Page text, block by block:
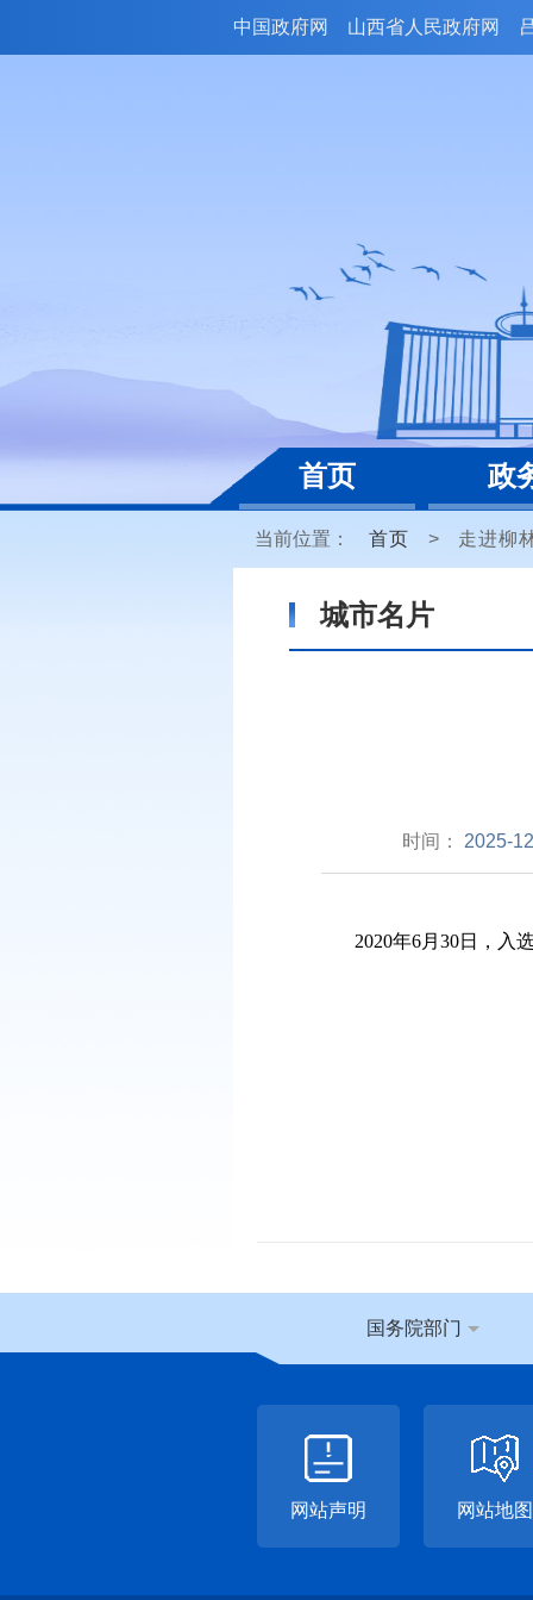
中国政府网 山西省人民政府网
首页 政
当前位置： 首页 > 走进柳
城市名片
时间： 2025-
2020年6月30日，入
国务院部门
网站声明 网站地图